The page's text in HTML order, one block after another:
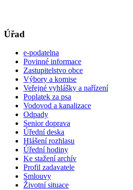
Úřad
e-podatelna
Povinné informace
Zastupitelstvo obce
Výbory a komise
Veřejné vyhlášky a nařízení
Poplatek za psa
Vodovod a kanalizace
Odpady
Senior doprava
Úřední deska
Hlášení rozhlasu
Úřední hodiny
Ke stažení archív
Profil zadavatele
Smlouvy
Životní situace